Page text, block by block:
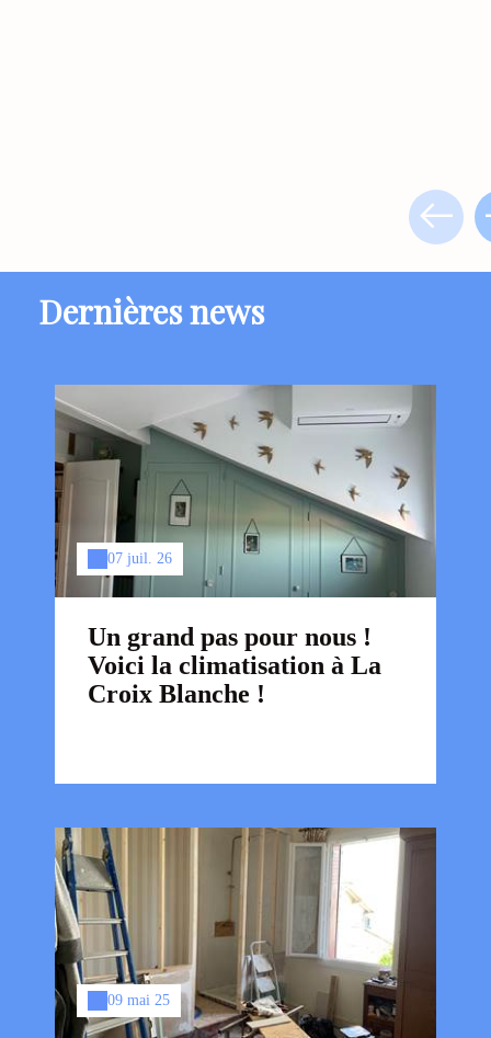
Dernières news
07 juil. 26
Un grand pas pour nous !
Voici la climatisation à La
Croix Blanche !
09 mai 25